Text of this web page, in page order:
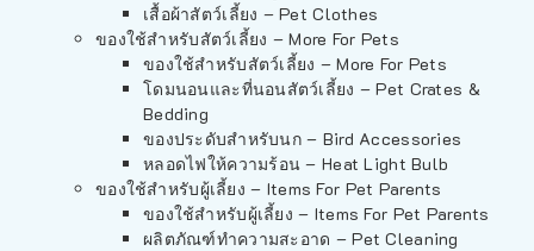
เสื้อผ้าสัตว์เลี้ยง – Pet Clothes
ของใช้สำหรับสัตว์เลี้ยง – More For Pets
ของใช้สำหรับสัตว์เลี้ยง – More For Pets
โดมนอนและที่นอนสัตว์เลี้ยง – Pet Crates &
Bedding
ของประดับสำหรับนก – Bird Accessories
หลอดไฟให้ความร้อน – Heat Light Bulb
ของใช้สำหรับผู้เลี้ยง – Items For Pet Parents
ของใช้สำหรับผู้เลี้ยง – Items For Pet Parents
ผลิตภัณฑ์ทำความสะอาด – Pet Cleaning